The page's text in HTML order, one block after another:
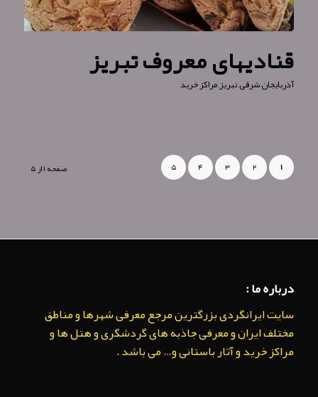
قنادیهای معروف تبریز
آذربایجان شرقی,تبریز,مراکز خرید
صفحه ۱ از ۵ ۱ ۲ ۳ ۴ ۵
درباره ما :
سایت ایرانگردی بزرگترین مرجع معرفی شهرها و مناطق
مختلف ایران و معرفی جاذبه های گردشگری و هتل ها و
مراکز خرید و آثار باستانی و… می باشد .